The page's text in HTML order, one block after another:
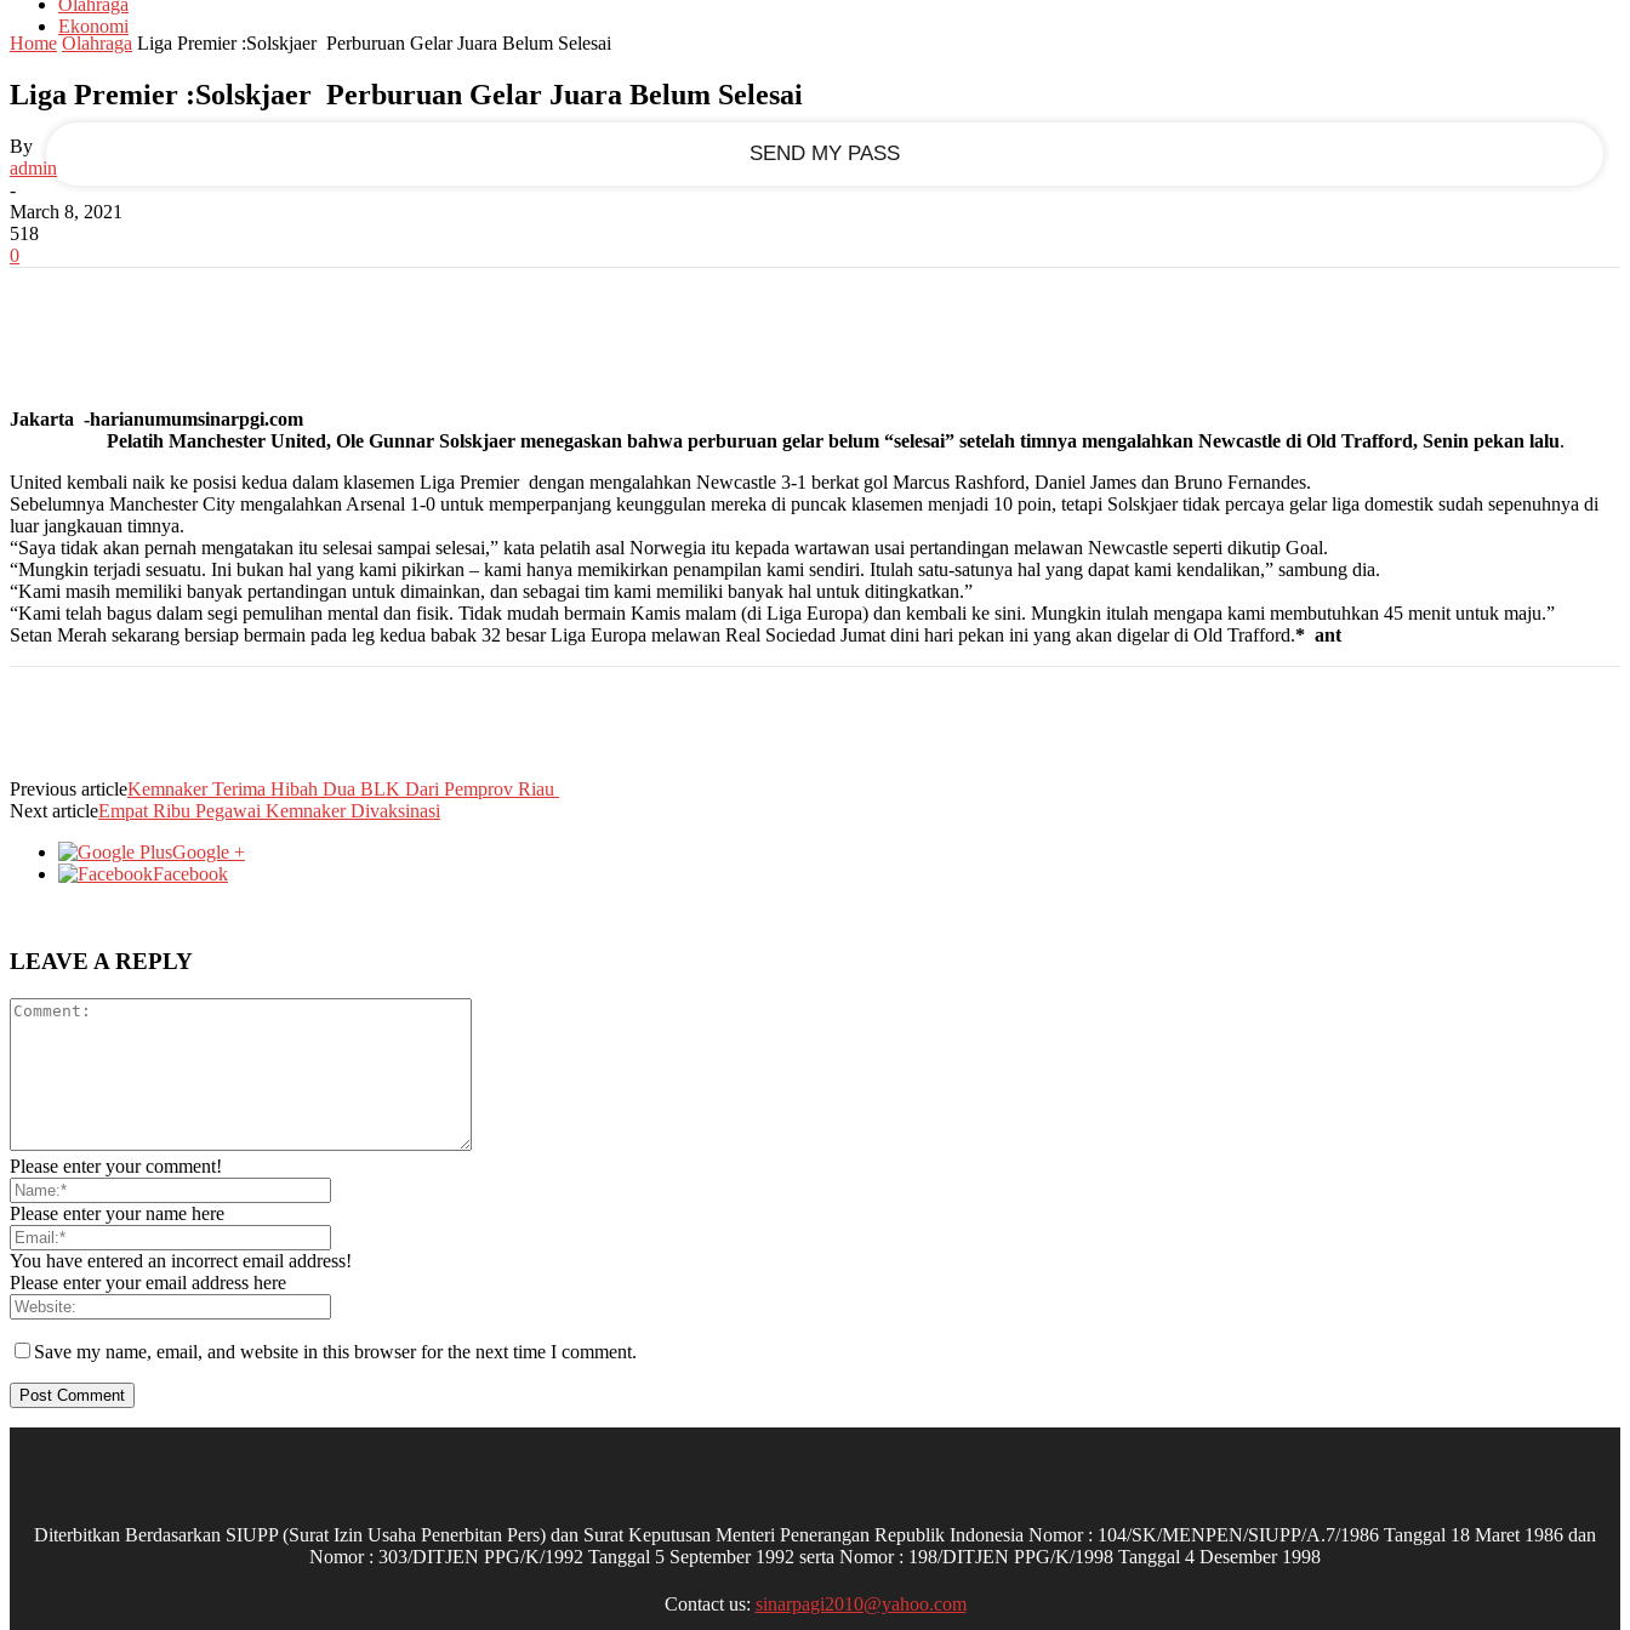
your email
Olahraga
Ekonomi
Home Olahraga Liga Premier :Solskjaer Perburuan Gelar Juara Belum Selesai
Liga Premier :Solskjaer Perburuan Gelar Juara Belum Selesai
By
admin
-
March 8, 2021
518
0
Jakarta -harianumumsinarpgi.com
Pelatih Manchester United, Ole Gunnar Solskjaer menegaskan bahwa perburuan gelar belum “selesai” setelah timnya mengalahkan Newcastle di Old Trafford, Senin pekan lalu.
United kembali naik ke posisi kedua dalam klasemen Liga Premier dengan mengalahkan Newcastle 3-1 berkat gol Marcus Rashford, Daniel James dan Bruno Fernandes.
Sebelumnya Manchester City mengalahkan Arsenal 1-0 untuk memperpanjang keunggulan mereka di puncak klasemen menjadi 10 poin, tetapi Solskjaer tidak percaya gelar liga domestik sudah sepenuhnya di
luar jangkauan timnya.
“Saya tidak akan pernah mengatakan itu selesai sampai selesai,” kata pelatih asal Norwegia itu kepada wartawan usai pertandingan melawan Newcastle seperti dikutip Goal.
“Mungkin terjadi sesuatu. Ini bukan hal yang kami pikirkan – kami hanya memikirkan penampilan kami sendiri. Itulah satu-satunya hal yang dapat kami kendalikan,” sambung dia.
“Kami masih memiliki banyak pertandingan untuk dimainkan, dan sebagai tim kami memiliki banyak hal untuk ditingkatkan.”
“Kami telah bagus dalam segi pemulihan mental dan fisik. Tidak mudah bermain Kamis malam (di Liga Europa) dan kembali ke sini. Mungkin itulah mengapa kami membutuhkan 45 menit untuk maju.”
Setan Merah sekarang bersiap bermain pada leg kedua babak 32 besar Liga Europa melawan Real Sociedad Jumat dini hari pekan ini yang akan digelar di Old Trafford.* ant
Previous articleKemnaker Terima Hibah Dua BLK Dari Pemprov Riau
Next articleEmpat Ribu Pegawai Kemnaker Divaksinasi
Google +
Facebook
LEAVE A REPLY
Please enter your comment!
Please enter your name here
You have entered an incorrect email address!
Please enter your email address here
Save my name, email, and website in this browser for the next time I comment.
Diterbitkan Berdasarkan SIUPP (Surat Izin Usaha Penerbitan Pers) dan Surat Keputusan Menteri Penerangan Republik Indonesia Nomor : 104/SK/MENPEN/SIUPP/A.7/1986 Tanggal 18 Maret 1986 dan
Nomor : 303/DITJEN PPG/K/1992 Tanggal 5 September 1992 serta Nomor : 198/DITJEN PPG/K/1998 Tanggal 4 Desember 1998
Contact us: sinarpagi2010@yahoo.com